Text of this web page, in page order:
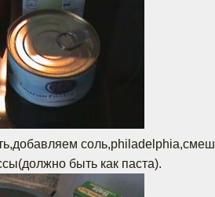
быть как паста).